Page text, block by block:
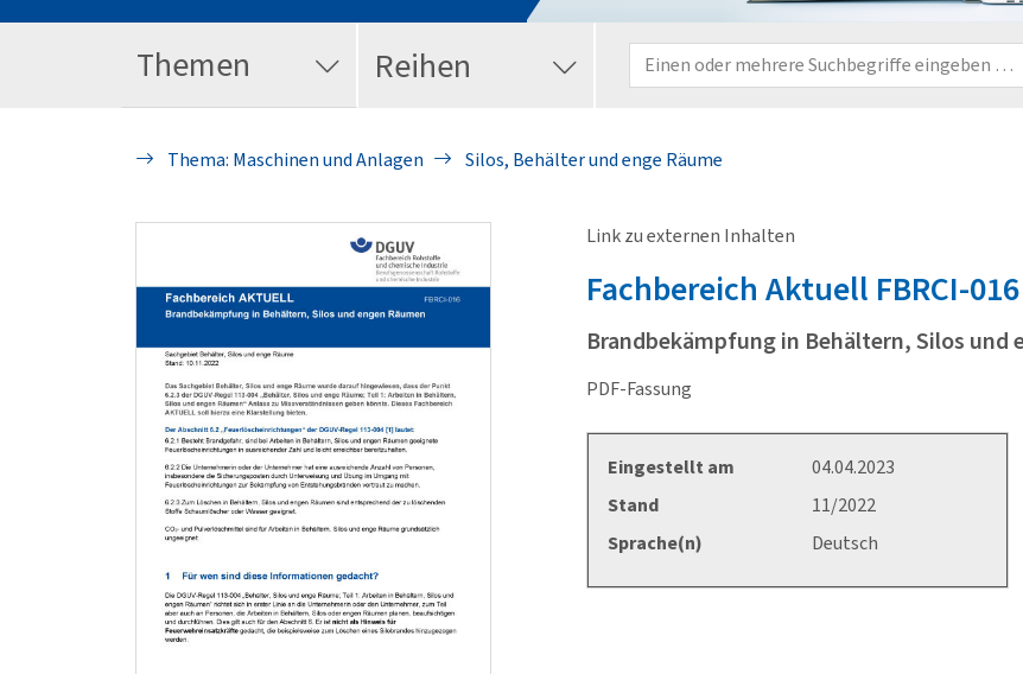
Themen Reihen
Thema: Maschinen und Anlagen Silos, Behälter und enge Räume
Link zu externen Inhalten
Fachbereich Aktuell FBRCI-016
Brandbekämpfung in Behältern, Silos und
PDF-Fassung
Eingestellt am
04.04.2023
Stand
11/2022
Sprache(n)
Deutsch